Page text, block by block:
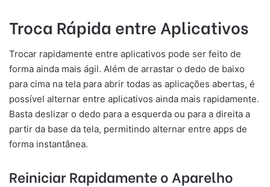
Troca Rápida entre Aplicativos
Trocar rapidamente entre aplicativos pode ser feito de
forma ainda mais ágil. Além de arrastar o dedo de baixo
para cima na tela para abrir todas as aplicações abertas, é
possível alternar entre aplicativos ainda mais rapidamente.
Basta deslizar o dedo para a esquerda ou para a direita a
partir da base da tela, permitindo alternar entre apps de
forma instantânea.
Reiniciar Rapidamente o Aparelho